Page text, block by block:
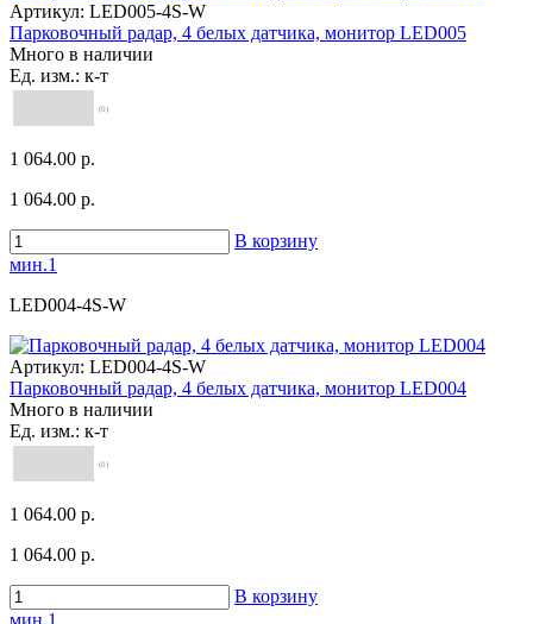
Артикул: LED005-4S-W
Парковочный радар, 4 белых датчика, монитор LED005
Много в наличии
Ед. изм.: к-т
(0)
1 064.00 р.
1 064.00 р.
В корзину
мин.1
LED004-4S-W
Артикул: LED004-4S-W
Парковочный радар, 4 белых датчика, монитор LED004
Много в наличии
Ед. изм.: к-т
(0)
1 064.00 р.
1 064.00 р.
В корзину